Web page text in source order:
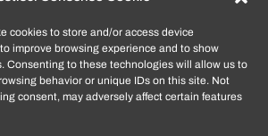
cookies to store and/or access device
improve browsing experience and to show
Consenting to these technologies will allow us to
behavior or unique IDs on this site. Not
consent, may adversely affect certain features
è lo shop n.1 in italia per
garantiti e certificati
APPLE, SAMSUNG, HUAWEI,
XIAOMI e tanto altro